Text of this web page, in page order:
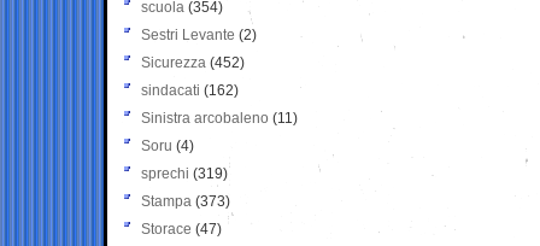
scuola (354)
Sestri Levante (2)
Sicurezza (452)
sindacati (162)
Sinistra arcobaleno (11)
Soru (4)
sprechi (319)
Stampa (373)
Storace (47)